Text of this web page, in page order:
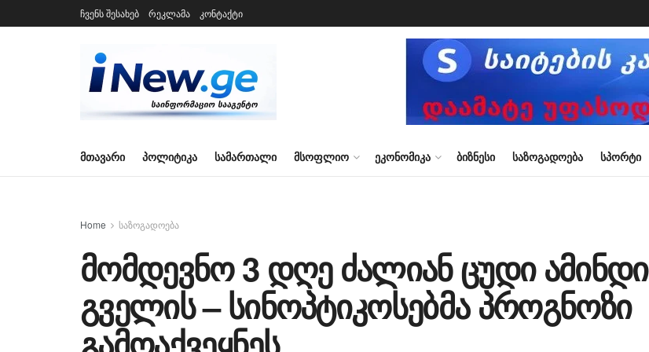
ჩვენს შესახებ რეკლამა კონტაქტი
ᲛᲗᲐᲕᲐᲠᲘ ᲞᲝᲚᲘᲢᲘᲙᲐ ᲡᲐᲛᲐᲠᲗᲐᲚᲘ ᲛᲡᲝᲤᲚᲘᲝ ᲔᲙᲝᲜᲝᲛᲘᲙᲐ ᲑᲘᲖᲜᲔᲡᲘ ᲡᲐᲖᲝᲒᲐᲓᲝᲔᲑᲐ ᲡᲞᲝᲠᲢᲘ
Home საზოგადოება
მომდევნო 3 დღე ძალიან ცუდი ამინდი
გველის – სინოპტიკოსებმა პროგნოზი